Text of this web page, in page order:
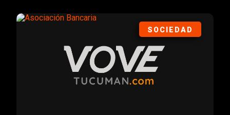
SOCIEDAD